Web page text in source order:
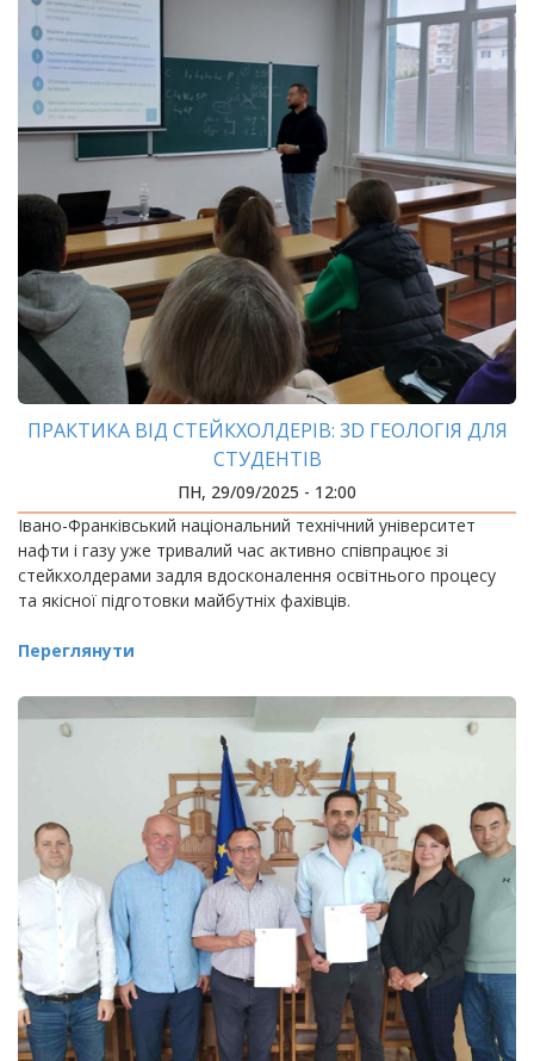
ПРАКТИКА ВІД СТЕЙКХОЛДЕРІВ: 3D ГЕОЛОГІЯ ДЛЯ
СТУДЕНТІВ
ПН, 29/09/2025 - 12:00
Івано-Франківський національний технічний університет
нафти і газу уже тривалий час активно співпрацює зі
стейкхолдерами задля вдосконалення освітнього процесу
та якісної підготовки майбутніх фахівців.
Переглянути